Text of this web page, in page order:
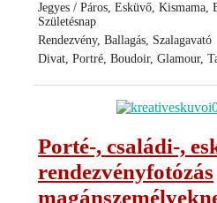
Jegyes / Páros, Esküvő, Kismama,
Születésnap
Rendezvény, Ballagás, Szalagavató
Divat, Portré, Boudoir, Glamour,
Porté-, családi-,
rendezvényfotózás